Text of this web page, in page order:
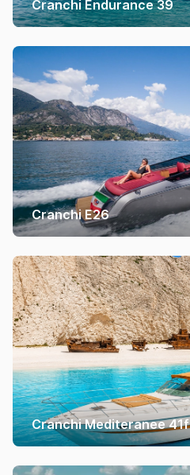
Cranchi Endurance 39
Cranchi E26
Cranchi Mediteranee 41f